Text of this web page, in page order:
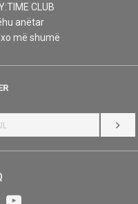
CLUB
anëtar
më shumë
HYR